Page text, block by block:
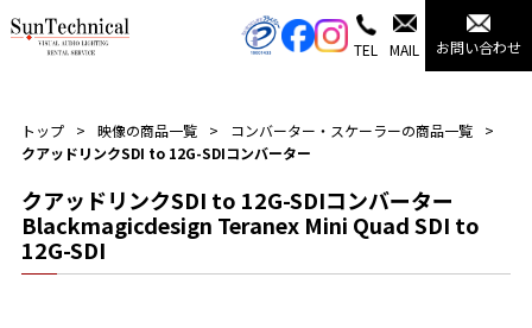
TEL MAIL お問い合わせ
トップ 映像の商品一覧
コンバーター・スケーラーの商品一覧
クアッドリンクSDI to 12G-SDIコンバーター
クアッドリンクSDI to 12G-SDIコンバーター
Blackmagicdesign Teranex Mini Quad SDI to
12G-SDI